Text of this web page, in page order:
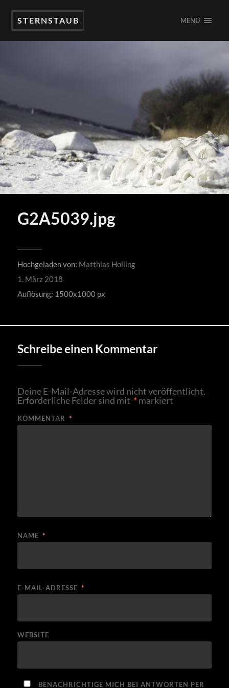
STERNSTAUB MENÜ
G2A5039.jpg
Hochgeladen von: Matthias Holling
1. März 2018
Auflösung: 1500x1000 px
Schreibe einen Kommentar
Deine E-Mail-Adresse wird nicht veröffentlicht.
Erforderliche Felder sind mit *markiert
KOMMENTAR *
NAME *
E-MAIL-ADRESSE *
WEBSITE
BENACHRICHTIGE MICH BEI ANTWORTEN PER